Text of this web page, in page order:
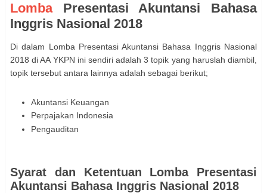
LombaPresentasi Akuntansi Bahasa
Inggris Nasional 2018
Di dalam Lomba Presentasi Akuntansi Bahasa Inggris Nasional
2018 di AA YKPN ini sendiri adalah 3 topik yang haruslah diambil,
topik tersebut antara lainnya adalah sebagai berikut;
Akuntansi Keuangan
Perpajakan Indonesia
Pengauditan
Syarat dan Ketentuan Lomba Presentasi
Akuntansi Bahasa Inggris Nasional 2018